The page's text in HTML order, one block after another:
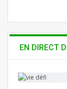
EN DIRECT